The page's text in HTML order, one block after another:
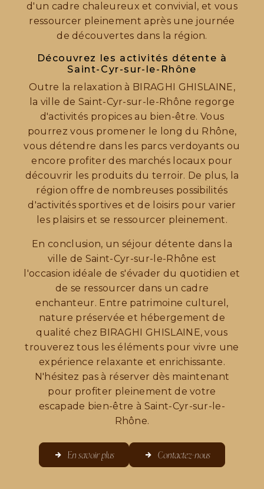
d'un cadre chaleureux et convivial, et vous
ressourcer pleinement après une journée
de découvertes dans la région.
Découvrez les activités détente à
Saint-Cyr-sur-le-Rhône
Outre la relaxation à BIRAGHI GHISLAINE,
la ville de Saint-Cyr-sur-le-Rhône regorge
d'activités propices au bien-être. Vous
pourrez vous promener le long du Rhône,
vous détendre dans les parcs verdoyants ou
encore profiter des marchés locaux pour
découvrir les produits du terroir. De plus, la
région offre de nombreuses possibilités
d'activités sportives et de loisirs pour varier
les plaisirs et se ressourcer pleinement.
En conclusion, un séjour détente dans la
ville de Saint-Cyr-sur-le-Rhône est
l'occasion idéale de s'évader du quotidien et
de se ressourcer dans un cadre
enchanteur. Entre patrimoine culturel,
nature préservée et hébergement de
qualité chez BIRAGHI GHISLAINE, vous
trouverez tous les éléments pour vivre une
expérience relaxante et enrichissante.
N'hésitez pas à réserver dès maintenant
pour profiter pleinement de votre
escapade bien-être à Saint-Cyr-sur-le-
Rhône.
En savoir plus Contactez-nous